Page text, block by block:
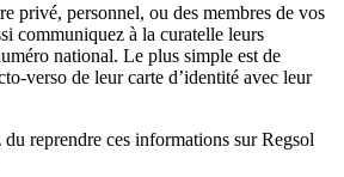
privé, personnel, ou des membres de vos
communiquez à la curatelle leurs
national. Le plus simple est de
verso de leur carte d’identité avec leur
reprendre ces informations sur Regsol